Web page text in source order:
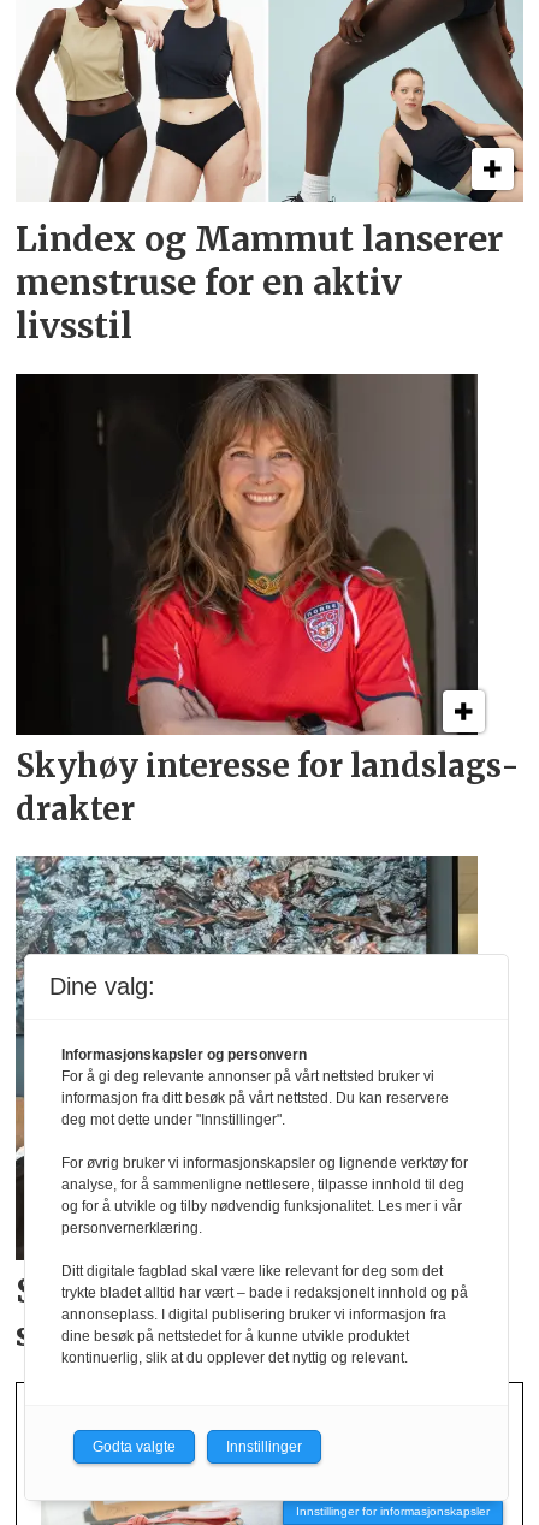
Lindex og Mammut lanserer
menstruse for en aktiv
livsstil
Skyhøy interesse for landslags­
drakter
Studenter skal bidra iNorsirks
satsing på tekstil
Innstillinger for informasjonskapsler
Dine valg:
Informasjonskapsler og personvern
For å gi deg relevante annonser på vårt nettsted bruker vi
informasjon fra ditt besøk på vårt nettsted. Du kan reservere
deg mot dette under "Innstillinger".
For øvrig bruker vi informasjonskapsler og lignende verktøy for
analyse, for å sammenligne nettlesere, tilpasse innhold til deg
og for å utvikle og tilby nødvendig funksjonalitet. Les mer i vår
personvernerklæring.
Ditt digitale fagblad skal være like relevant for deg som det
trykte bladet alltid har vært – bade i redaksjonelt innhold og på
annonseplass. I digital publisering bruker vi informasjon fra
dine besøk på nettstedet for å kunne utvikle produktet
kontinuerlig, slik at du opplever det nyttig og relevant.
Godta valgte Innstillinger